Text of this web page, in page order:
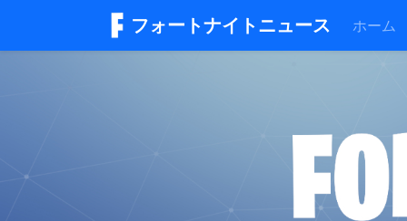
フォートナイトニュース ホーム